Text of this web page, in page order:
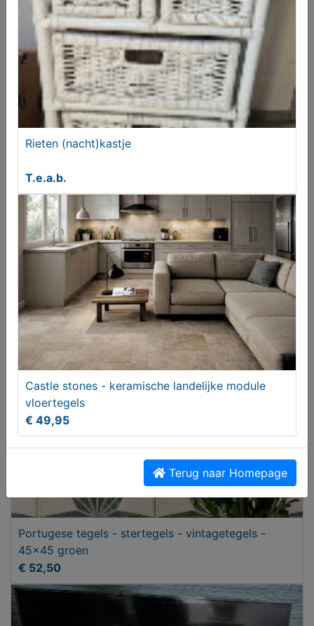
Landelijke plavuizen zwart en wit 33x33 rustieke
vloertegels
€ 34,95
3 fotolijsten van glaswerk
T.e.a.b.
Portugese tegels - stertegels - vintagetegels -
45x45 groen
€ 52,50
Rieten (nacht)kastje
T.e.a.b.
Castle stones - keramische landelijke module
vloertegels
€ 49,95
Terug naar Homepage